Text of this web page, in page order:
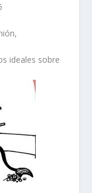
ideales sobre